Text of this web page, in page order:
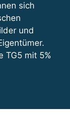
sich
und
TG5 mit 5%